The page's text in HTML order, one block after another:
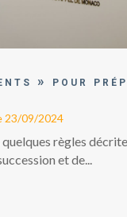
» pour
23/09/2024
règles
et de...